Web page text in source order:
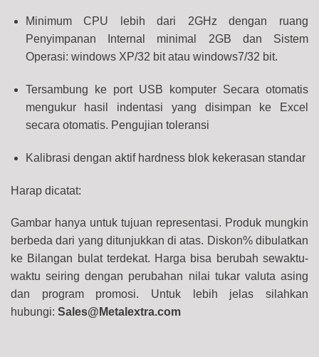
Minimum CPU lebih dari 2GHz dengan ruang
Penyimpanan Internal minimal 2GB dan Sistem
Operasi: windows XP/32 bit atau windows7/32 bit.
Tersambung ke port USB komputer Secara otomatis
mengukur hasil indentasi yang disimpan ke Excel
secara otomatis. Pengujian toleransi
Kalibrasi dengan aktif hardness blok kekerasan standar
Harap dicatat:
Gambar hanya untuk tujuan representasi. Produk mungkin
berbeda dari yang ditunjukkan di atas. Diskon% dibulatkan
ke Bilangan bulat terdekat. Harga bisa berubah sewaktu-
waktu seiring dengan perubahan nilai tukar valuta asing
dan program promosi. Untuk lebih jelas silahkan
hubungi: Sales@Metalextra.com